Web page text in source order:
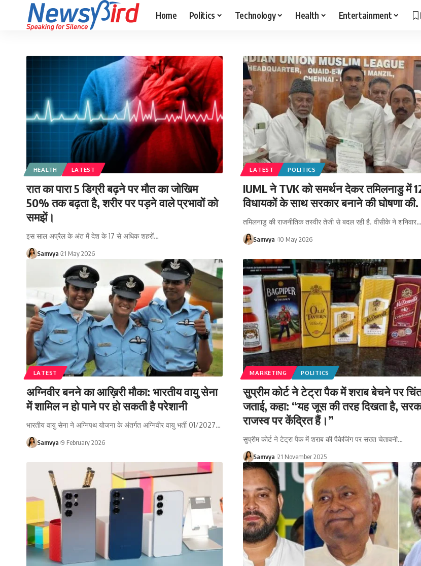
Home Politics Technology Health Entertainment
HEALTH LATEST
रात का पारा 5 डिग्री बढ़ने पर मौत का जोखिम
50% तक बढ़ता है, शरीर पर पड़ने वाले प्रभावों को
समझें।
इस साल अप्रैल के अंत में देश के 17 से अधिक शहरों…
Samvya 21 May 2026
LATEST POLITICS
IUML ने TVK को समर्थन देकर तमिलनाडु में
विधायकों के साथ सरकार बनाने की घोषणा की.
तमिलनाडु की राजनीतिक तस्वीर तेजी से बदल रही है. वीसीके ने शनिवार…
Samvya 10 May 2026
LATEST
अग्निवीर बनने का आख़िरी मौका: भारतीय वायु सेना
में शामिल न हो पाने पर हो सकती है परेशानी
भारतीय वायु सेना ने अग्निपथ योजना के अंतर्गत अग्निवीर वायु भर्ती 01/2027…
Samvya 9 February 2026
MARKETING POLITICS
सुप्रीम कोर्ट ने टेट्रा पैक में शराब बेचने पर
जताई, कहा: “यह जूस की तरह दिखता है,
राजस्व पर केंद्रित हैं।”
सुप्रीम कोर्ट ने टेट्रा पैक में शराब की पैकेजिंग पर सख्त चेतावनी…
Samvya 21 November 2025